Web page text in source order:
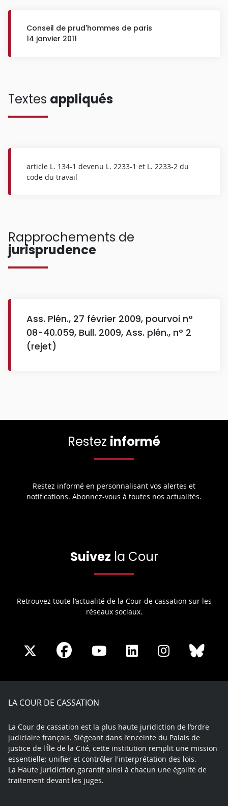
Conseil de prud'hommes de paris
14 janvier 2011
Textes appliqués
article L. 134-1 devenu L. 2233-1 et L. 2233-2 du
code du travail
Rapprochements de
jurisprudence
Ass. Plén., 27 février 2009, pourvoi n°
08-40.059, Bull. 2009, Ass. plén., n° 2
(rejet)
Restez informé
Restez informé en personnalisant vos alertes et
notifications. Abonnez-vous à toutes nos actualités.
Suivez la Cour
Retrouvez toute l’actualité de la Cour de cassation sur les
réseaux sociaux.
Share
X
Share
Facebook
Share
Youtube
Share
LinkedIn
Share
Instagram
LA COUR DE CASSATION
La Cour de cassation est la plus haute juridiction de l’ordre
judiciaire français. Siégeant dans l’enceinte du Palais de
justice de l'Île de la Cité, cette institution remplit une mission
essentielle: unifier et contrôler l'interprétation des lois.
La Haute Juridiction garantit ainsi à chacun une égalité de
traitement devant les juges.